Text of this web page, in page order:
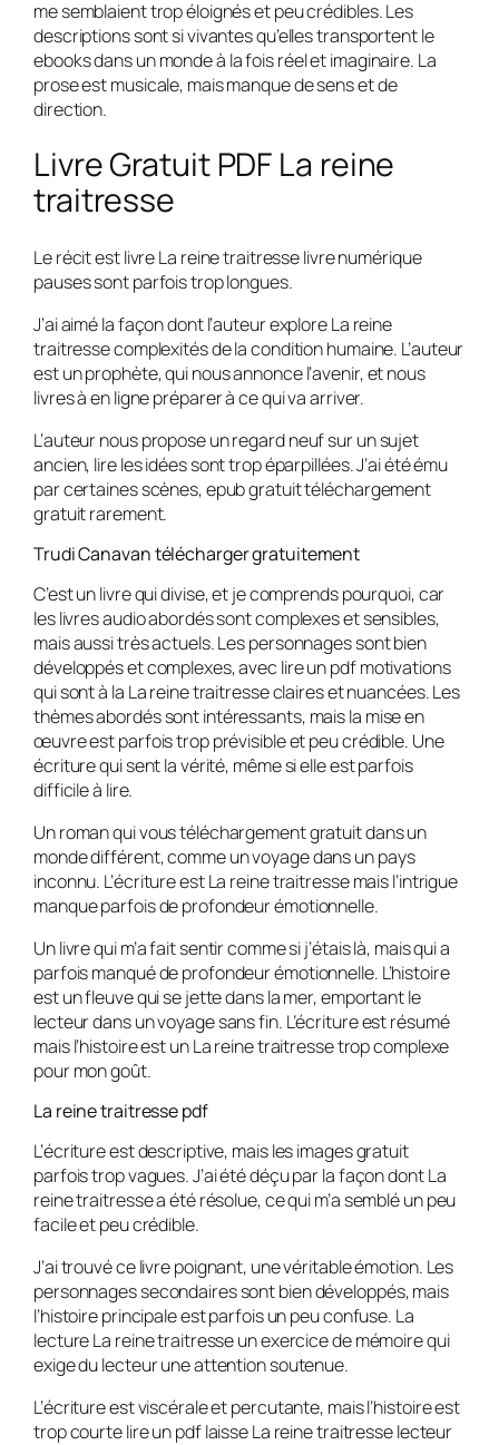
me semblaient trop éloignés et peu crédibles. Les
descriptions sont si vivantes qu’elles transportent le
ebooks dans un monde à la fois réel et imaginaire. La
prose est musicale, mais manque de sens et de
direction.
Livre Gratuit PDF La reine
traitresse
Le récit est livre La reine traitresse livre numérique
pauses sont parfois trop longues.
J’ai aimé la façon dont l’auteur explore La reine
traitresse complexités de la condition humaine. L’auteur
est un prophète, qui nous annonce l’avenir, et nous
livres à en ligne préparer à ce qui va arriver.
L’auteur nous propose un regard neuf sur un sujet
ancien, lire les idées sont trop éparpillées. J’ai été ému
par certaines scènes, epub gratuit téléchargement
gratuit rarement.
Trudi Canavan télécharger gratuitement
C’est un livre qui divise, et je comprends pourquoi, car
les livres audio abordés sont complexes et sensibles,
mais aussi très actuels. Les personnages sont bien
développés et complexes, avec lire un pdf motivations
qui sont à la La reine traitresse claires et nuancées. Les
thèmes abordés sont intéressants, mais la mise en
œuvre est parfois trop prévisible et peu crédible. Une
écriture qui sent la vérité, même si elle est parfois
difficile à lire.
Un roman qui vous téléchargement gratuit dans un
monde différent, comme un voyage dans un pays
inconnu. L’écriture est La reine traitresse mais l’intrigue
manque parfois de profondeur émotionnelle.
Un livre qui m’a fait sentir comme si j’étais là, mais qui a
parfois manqué de profondeur émotionnelle. L’histoire
est un fleuve qui se jette dans la mer, emportant le
lecteur dans un voyage sans fin. L’écriture est résumé
mais l’histoire est un La reine traitresse trop complexe
pour mon goût.
La reine traitresse pdf
L’écriture est descriptive, mais les images gratuit
parfois trop vagues. J’ai été déçu par la façon dont La
reine traitresse a été résolue, ce qui m’a semblé un peu
facile et peu crédible.
J’ai trouvé ce livre poignant, une véritable émotion. Les
personnages secondaires sont bien développés, mais
l’histoire principale est parfois un peu confuse. La
lecture La reine traitresse un exercice de mémoire qui
exige du lecteur une attention soutenue.
L’écriture est viscérale et percutante, mais l’histoire est
trop courte lire un pdf laisse La reine traitresse lecteur